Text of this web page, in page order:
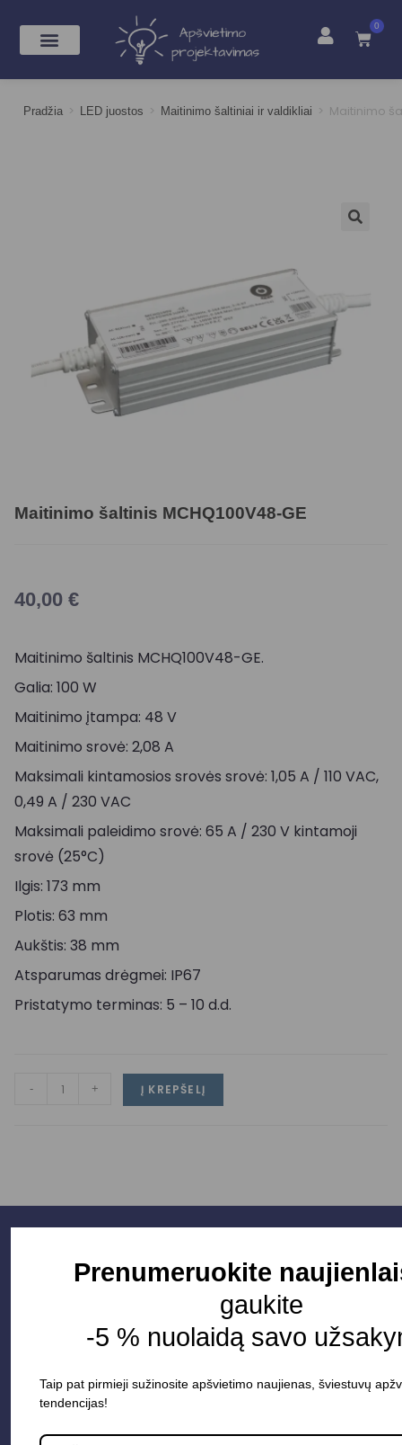
0
Pradžia > LED juostos > Maitinimo šaltiniai ir valdikliai > Maitinimo
Maitinimo šaltinis MCHQ100V48-GE
40,00 €
Maitinimo šaltinis MCHQ100V48-GE.
Galia: 100 W
Maitinimo įtampa: 48 V
Maitinimo srovė: 2,08 A
Maksimali kintamosios srovės srovė: 1,05 A / 110 VAC,
0,49 A / 230 VAC
Maksimali paleidimo srovė: 65 A / 230 V kintamoji
srovė (25°C)
Ilgis: 173 mm
Plotis: 63 mm
Aukštis: 38 mm
Atsparumas drėgmei: IP67
Pristatymo terminas: 5 – 10 d.d.
- + Į KREPŠELĮ
Prenumeruokite
gaukite
-5 % nuolaidą savo
Taip pat pirmieji sužinosite apšvietimo naujienas, šviestuvų
tendencijas!